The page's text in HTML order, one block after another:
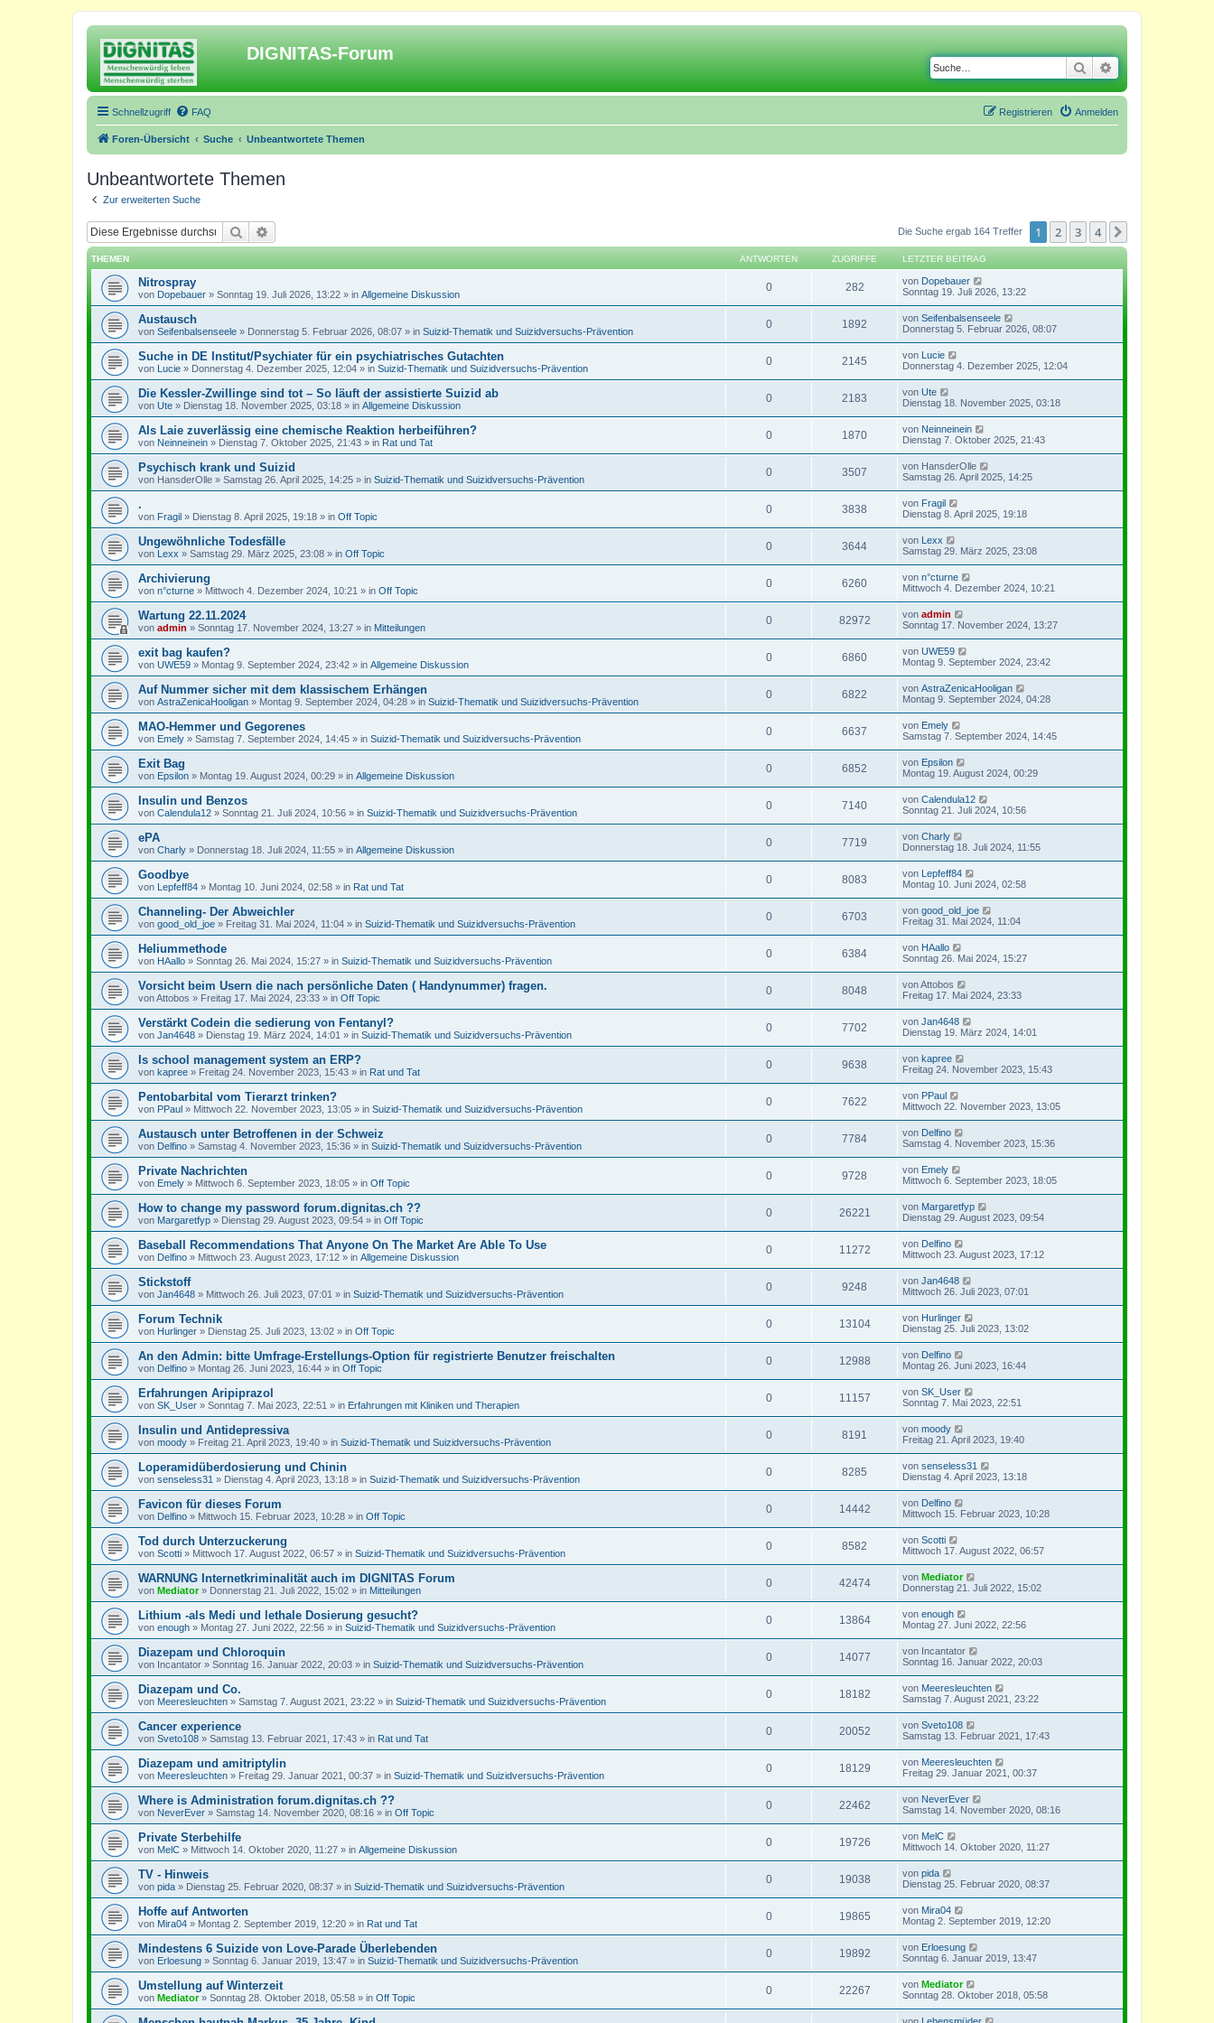
DIGNITAS-Forum
Suche
Schnellzugriff FAQ Anmelden
Registrieren
Foren-Übersicht Suche Unbeantwortete Themen
Unbeantwortete Themen
Zur erweiterten Suche
Suche Die Suche ergab 164 Treffer 1 2 3 4
THEMEN ANTWORTEN ZUGRIFFE LETZTER BEITRAG
Nitrospray
von Dopebauer » Sonntag 19. Juli 2026, 13:22 » in Allgemeine Diskussion
0 282 von Dopebauer
Sonntag 19. Juli 2026, 13:22
Austausch
von Seifenbalsenseele » Donnerstag 5. Februar 2026, 08:07 » in Suizid-Thematik und Suizidversuchs-Prävention
0 1892 von Seifenbalsenseele
Donnerstag 5. Februar 2026, 08:07
Suche in DE Institut/Psychiater für ein psychiatrisches Gutachten
von Lucie » Donnerstag 4. Dezember 2025, 12:04 » in Suizid-Thematik und Suizidversuchs-Prävention
0 2145 von Lucie
Donnerstag 4. Dezember 2025, 12:04
Die Kessler-Zwillinge sind tot – So läuft der assistierte Suizid ab
von Ute » Dienstag 18. November 2025, 03:18 » in Allgemeine Diskussion
0 2183 von Ute
Dienstag 18. November 2025, 03:18
Als Laie zuverlässig eine chemische Reaktion herbeiführen?
von Neinneinein » Dienstag 7. Oktober 2025, 21:43 » in Rat und Tat
0 1870 von Neinneinein
Dienstag 7. Oktober 2025, 21:43
Psychisch krank und Suizid
von HansderOlle » Samstag 26. April 2025, 14:25 » in Suizid-Thematik und Suizidversuchs-Prävention
0 3507 von HansderOlle
Samstag 26. April 2025, 14:25
.
von Fragil » Dienstag 8. April 2025, 19:18 » in Off Topic
0 3838 von Fragil
Dienstag 8. April 2025, 19:18
Ungewöhnliche Todesfälle
von Lexx » Samstag 29. März 2025, 23:08 » in Off Topic
0 3644 von Lexx
Samstag 29. März 2025, 23:08
Archivierung
von n°cturne » Mittwoch 4. Dezember 2024, 10:21 » in Off Topic
0 6260 von n°cturne
Mittwoch 4. Dezember 2024, 10:21
Wartung 22.11.2024
von admin » Sonntag 17. November 2024, 13:27 » in Mitteilungen
0 82972 von admin
Sonntag 17. November 2024, 13:27
exit bag kaufen?
von UWE59 » Montag 9. September 2024, 23:42 » in Allgemeine Diskussion
0 6860 von UWE59
Montag 9. September 2024, 23:42
Auf Nummer sicher mit dem klassischem Erhängen
von AstraZenicaHooligan » Montag 9. September 2024, 04:28 » in Suizid-Thematik und Suizidversuchs-Prävention
0 6822 von AstraZenicaHooligan
Montag 9. September 2024, 04:28
MAO-Hemmer und Gegorenes
von Emely » Samstag 7. September 2024, 14:45 » in Suizid-Thematik und Suizidversuchs-Prävention
0 6637 von Emely
Samstag 7. September 2024, 14:45
Exit Bag
von Epsilon » Montag 19. August 2024, 00:29 » in Allgemeine Diskussion
0 6852 von Epsilon
Montag 19. August 2024, 00:29
Insulin und Benzos
von Calendula12 » Sonntag 21. Juli 2024, 10:56 » in Suizid-Thematik und Suizidversuchs-Prävention
0 7140 von Calendula12
Sonntag 21. Juli 2024, 10:56
ePA
von Charly » Donnerstag 18. Juli 2024, 11:55 » in Allgemeine Diskussion
0 7719 von Charly
Donnerstag 18. Juli 2024, 11:55
Goodbye
von Lepfeff84 » Montag 10. Juni 2024, 02:58 » in Rat und Tat
0 8083 von Lepfeff84
Montag 10. Juni 2024, 02:58
Channeling- Der Abweichler
von good_old_joe » Freitag 31. Mai 2024, 11:04 » in Suizid-Thematik und Suizidversuchs-Prävention
0 6703 von good_old_joe
Freitag 31. Mai 2024, 11:04
Heliummethode
von HAallo » Sonntag 26. Mai 2024, 15:27 » in Suizid-Thematik und Suizidversuchs-Prävention
0 6384 von HAallo
Sonntag 26. Mai 2024, 15:27
Vorsicht beim Usern die nach persönliche Daten ( Handynummer) fragen.
vonAttobos » Freitag 17. Mai 2024, 23:33 » in Off Topic
0 8048 vonAttobos
Freitag 17. Mai 2024, 23:33
Verstärkt Codein die sedierung von Fentanyl?
von Jan4648 » Dienstag 19. März 2024, 14:01 » in Suizid-Thematik und Suizidversuchs-Prävention
0 7702 von Jan4648
Dienstag 19. März 2024, 14:01
Is school management system an ERP?
von kapree » Freitag 24. November 2023, 15:43 » in Rat und Tat
0 9638 von kapree
Freitag 24. November 2023, 15:43
Pentobarbital vom Tierarzt trinken?
von PPaul » Mittwoch 22. November 2023, 13:05 » in Suizid-Thematik und Suizidversuchs-Prävention
0 7622 von PPaul
Mittwoch 22. November 2023, 13:05
Austausch unter Betroffenen in der Schweiz
von Delfino » Samstag 4. November 2023, 15:36 » in Suizid-Thematik und Suizidversuchs-Prävention
0 7784 von Delfino
Samstag 4. November 2023, 15:36
Private Nachrichten
von Emely » Mittwoch 6. September 2023, 18:05 » in Off Topic
0 9728 von Emely
Mittwoch 6. September 2023, 18:05
How to change my password forum.dignitas.ch ??
von Margaretfyp » Dienstag 29. August 2023, 09:54 » in Off Topic
0 26221 von Margaretfyp
Dienstag 29. August 2023, 09:54
Baseball Recommendations That Anyone On The Market Are Able To Use
von Delfino » Mittwoch 23. August 2023, 17:12 » in Allgemeine Diskussion
0 11272 von Delfino
Mittwoch 23. August 2023, 17:12
Stickstoff
von Jan4648 » Mittwoch 26. Juli 2023, 07:01 » in Suizid-Thematik und Suizidversuchs-Prävention
0 9248 von Jan4648
Mittwoch 26. Juli 2023, 07:01
Forum Technik
von Hurlinger » Dienstag 25. Juli 2023, 13:02 » in Off Topic
0 13104 von Hurlinger
Dienstag 25. Juli 2023, 13:02
An den Admin: bitte Umfrage-Erstellungs-Option für registrierte Benutzer freischalten
von Delfino » Montag 26. Juni 2023, 16:44 » in Off Topic
0 12988 von Delfino
Montag 26. Juni 2023, 16:44
Erfahrungen Aripiprazol
von SK_User » Sonntag 7. Mai 2023, 22:51 » in Erfahrungen mit Kliniken und Therapien
0 11157 von SK_User
Sonntag 7. Mai 2023, 22:51
Insulin und Antidepressiva
von moody » Freitag 21. April 2023, 19:40 » in Suizid-Thematik und Suizidversuchs-Prävention
0 8191 von moody
Freitag 21. April 2023, 19:40
Loperamidüberdosierung und Chinin
von senseless31 » Dienstag 4. April 2023, 13:18 » in Suizid-Thematik und Suizidversuchs-Prävention
0 8285 von senseless31
Dienstag 4. April 2023, 13:18
Favicon für dieses Forum
von Delfino » Mittwoch 15. Februar 2023, 10:28 » in Off Topic
0 14442 von Delfino
Mittwoch 15. Februar 2023, 10:28
Tod durch Unterzuckerung
von Scotti » Mittwoch 17. August 2022, 06:57 » in Suizid-Thematik und Suizidversuchs-Prävention
0 8582 von Scotti
Mittwoch 17. August 2022, 06:57
WARNUNG Internetkriminalität auch im DIGNITAS Forum
von Mediator» Donnerstag 21. Juli 2022, 15:02 » in Mitteilungen
0 42474 von Mediator
Donnerstag 21. Juli 2022, 15:02
Lithium -als Medi und lethale Dosierung gesucht?
von enough » Montag 27. Juni 2022, 22:56 » in Suizid-Thematik und Suizidversuchs-Prävention
0 13864 von enough
Montag 27. Juni 2022, 22:56
Diazepam und Chloroquin
von Incantator » Sonntag 16. Januar 2022, 20:03 » in Suizid-Thematik und Suizidversuchs-Prävention
0 14077 von Incantator
Sonntag 16. Januar 2022, 20:03
Diazepam und Co.
von Meeresleuchten » Samstag 7. August 2021, 23:22 » in Suizid-Thematik und Suizidversuchs-Prävention
0 18182 von Meeresleuchten
Samstag 7. August 2021, 23:22
Cancer experience
von Sveto108 » Samstag 13. Februar 2021, 17:43 » in Rat und Tat
0 20052 von Sveto108
Samstag 13. Februar 2021, 17:43
Diazepam und amitriptylin
von Meeresleuchten » Freitag 29. Januar 2021, 00:37 » in Suizid-Thematik und Suizidversuchs-Prävention
0 18129 von Meeresleuchten
Freitag 29. Januar 2021, 00:37
Where is Administration forum.dignitas.ch ??
von NeverEver » Samstag 14. November 2020, 08:16 » in Off Topic
0 22462 von NeverEver
Samstag 14. November 2020, 08:16
Private Sterbehilfe
von MelC » Mittwoch 14. Oktober 2020, 11:27 » in Allgemeine Diskussion
0 19726 von MelC
Mittwoch 14. Oktober 2020, 11:27
TV - Hinweis
von pida » Dienstag 25. Februar 2020, 08:37 » in Suizid-Thematik und Suizidversuchs-Prävention
0 19038 von pida
Dienstag 25. Februar 2020, 08:37
Hoffe auf Antworten
von Mira04 » Montag 2. September 2019, 12:20 » in Rat und Tat
0 19865 von Mira04
Montag 2. September 2019, 12:20
Mindestens 6 Suizide von Love-Parade Überlebenden
von Erloesung » Sonntag 6. Januar 2019, 13:47 » in Suizid-Thematik und Suizidversuchs-Prävention
0 19892 von Erloesung
Sonntag 6. Januar 2019, 13:47
Umstellung auf Winterzeit
von Mediator» Sonntag 28. Oktober 2018, 05:58 » in Off Topic
0 22267 von Mediator
Sonntag 28. Oktober 2018, 05:58
von Lebensmüder